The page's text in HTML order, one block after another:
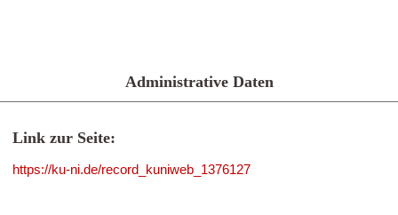
Administrative Daten
Link zur Seite:
https://ku-ni.de/record_kuniweb_1376127